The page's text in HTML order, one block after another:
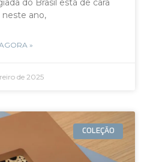
neste ano,
»
de 2025
COLEÇÃO